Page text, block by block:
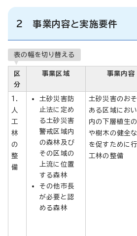
2 事業内容と実施要件
表の幅を切り替える
区
分
事業区域 事業内容
1．
人
工
林
の
整
備
土砂災害防
止法に定め
る土砂災害
警戒区域内
の森林及び
その区域の
上流に位置
する森林
その他市長
が必要と認
める森林
土砂災害のお
ある区域にお
内の下層植生
や樹木の健全
を促すために
工林の整備